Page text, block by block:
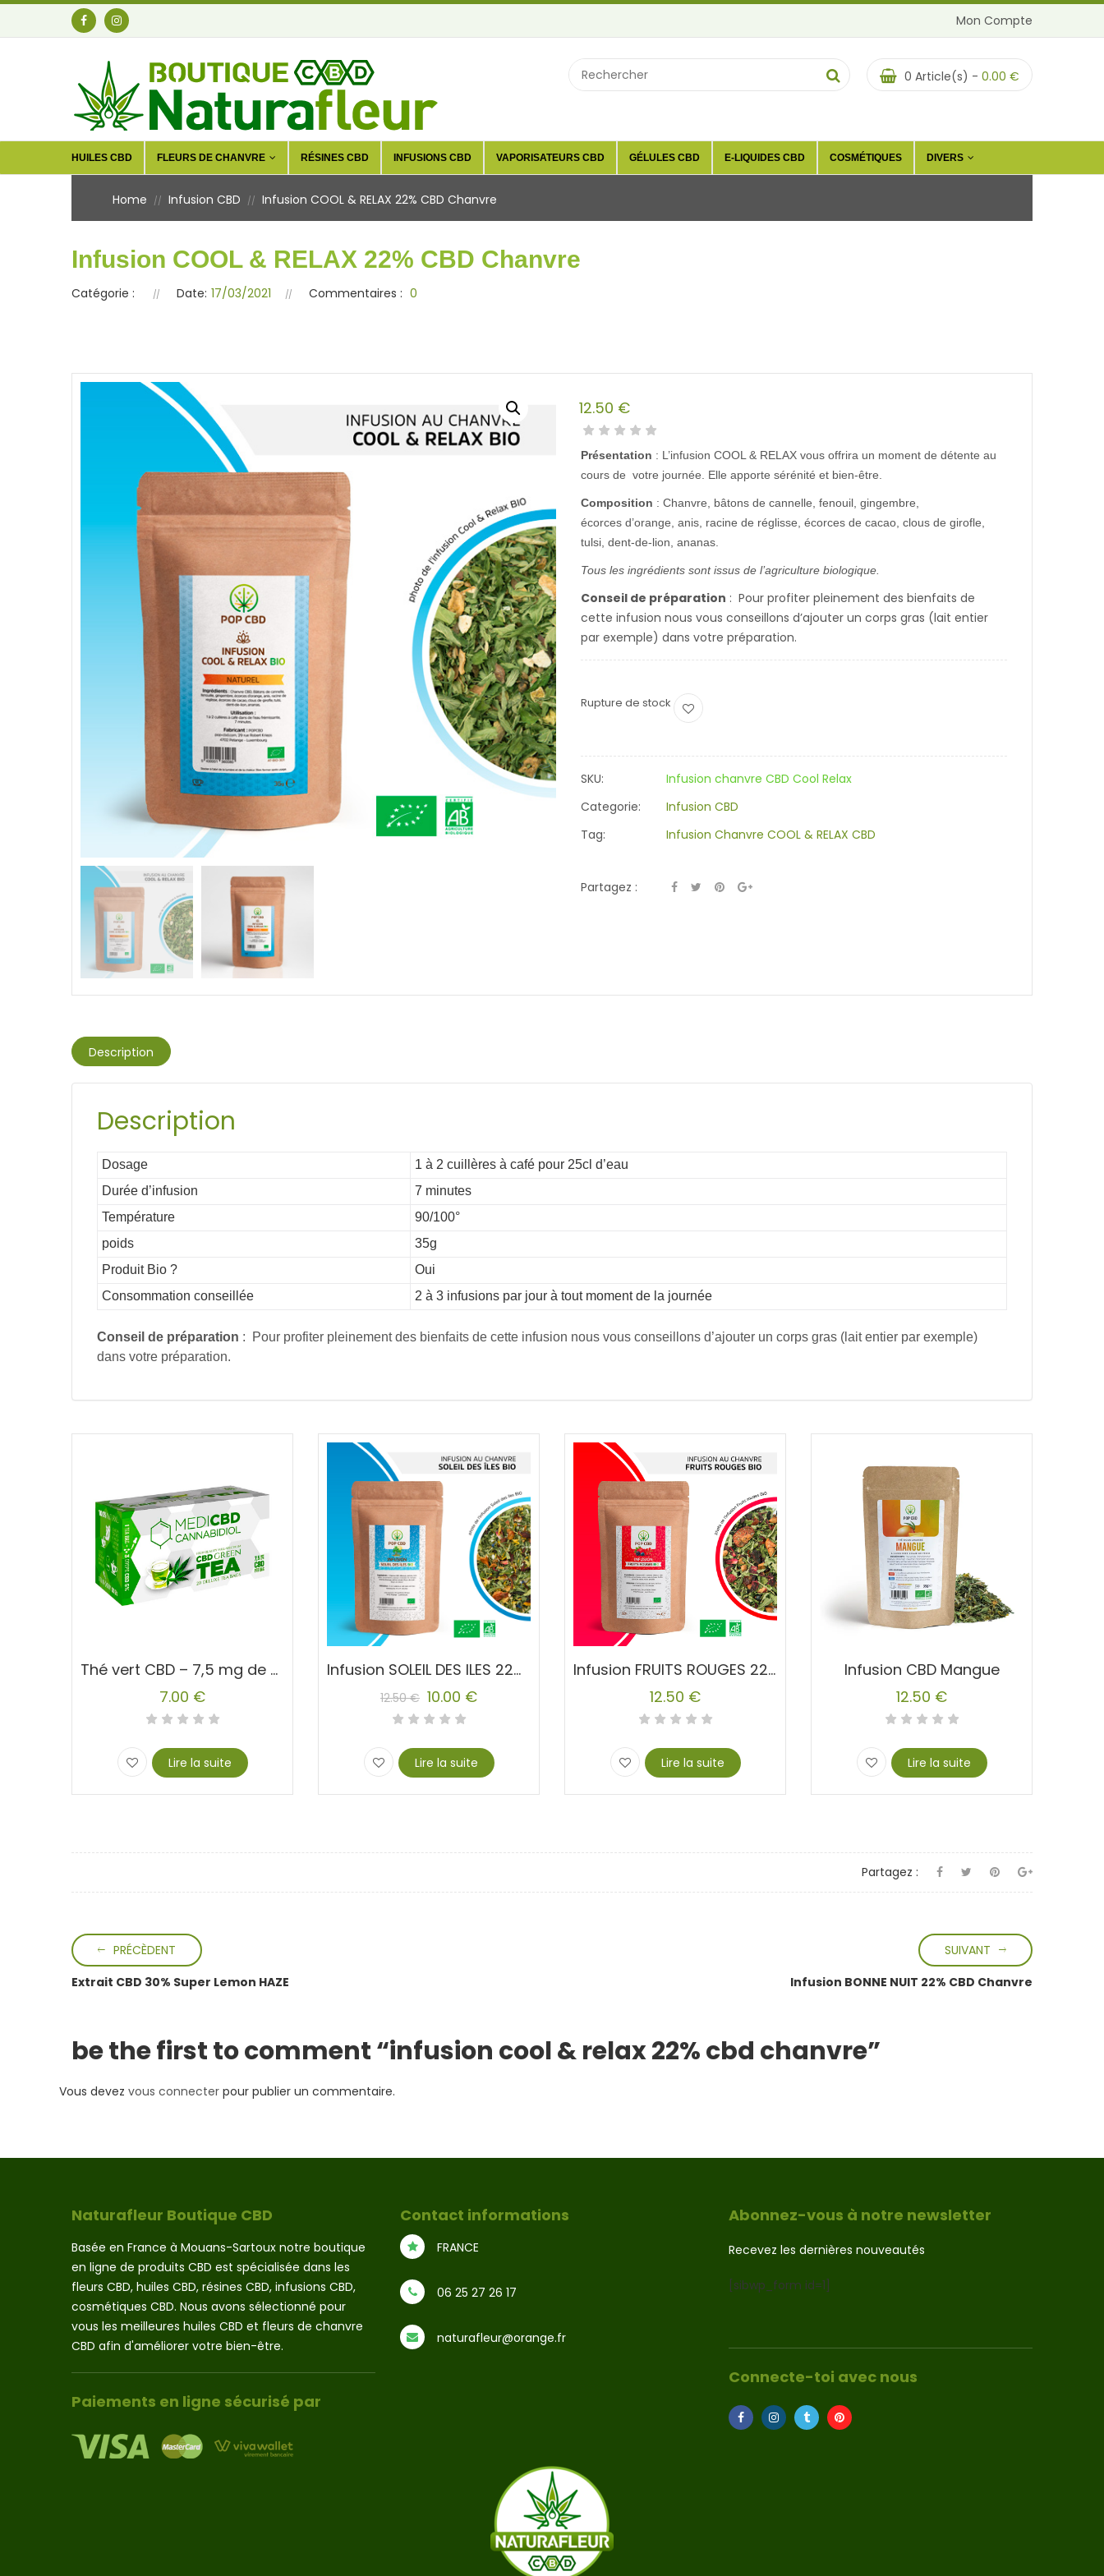
Mon Compte
0 Article(s) - 0.00 €
HUILES CBD FLEURS DE CHANVRE RÉSINES CBD INFUSIONS CBD VAPORISATEURS CBD GÉLULES CBD E-LIQUIDES CBD COSMÉTIQUES DIVERS
Home // Infusion CBD // Infusion COOL & RELAX 22% CBD Chanvre
Infusion COOL & RELAX 22% CBD Chanvre
Catégorie : Date: 17/03/2021 Commentaires : 0
12.50 €
Présentation : L’infusion COOL & RELAX vous offrira un moment de détente au
cours de votre journée. Elle apporte sérénité et bien-être.
Composition : Chanvre, bâtons de cannelle, fenouil, gingembre,
écorces d’orange, anis, racine de réglisse, écorces de cacao, clous de girofle,
tulsi, dent-de-lion, ananas.
Tous les ingrédients sont issus de l’agriculture biologique.
Conseil de préparation : Pour profiter pleinement des bienfaits de
cette infusion nous vous conseillons d’ajouter un corps gras (lait entier
par exemple) dans votre préparation.
Rupture de stock
SKU:
Infusion chanvre CBD Cool Relax
Categorie:
Infusion CBD
Tag:
Infusion Chanvre COOL & RELAX CBD
Partagez :
Description
Description
Dosage
1 à 2 cuillères à café pour 25cl d’eau
Durée d’infusion
7 minutes
Température
90/100°
poids
35g
Produit Bio ?
Oui
Consommation conseillée
2 à 3 infusions par jour à tout moment de la journée
Conseil de préparation : Pour profiter pleinement des bienfaits de cette infusion nous vous conseillons d’ajouter un corps gras (lait entier par exemple)
dans votre préparation.
Thé vert CBD – 7,5 mg de CBD
7.00 €
Lire la suite
Infusion SOLEIL DES ILES 22% CBD Chanvre
12.50€ 10.00 €
actuel
Lire la suite
Infusion FRUITS ROUGES 22% CBD Chanvre
12.50 €
Lire la suite
Infusion CBD Mangue
12.50 €
Lire la suite
Partagez :
PRÉCÈDENT
Extrait CBD 30% Super Lemon HAZE
SUIVANT
Infusion BONNE NUIT 22% CBD Chanvre
be the first to comment “infusion cool & relax 22% cbd chanvre”
Vous devez vous connecter pour publier un commentaire.
Naturafleur Boutique CBD
Basée en France à Mouans-Sartoux notre boutique
en ligne de produits CBD est spécialisée dans les
fleurs CBD, huiles CBD, résines CBD, infusions CBD,
cosmétiques CBD. Nous avons sélectionné pour
vous les meilleures huiles CBD et fleurs de chanvre
CBD afin d'améliorer votre bien-être.
Paiements en ligne sécurisé par
Contact informations
FRANCE
06 25 27 26 17
naturafleur@orange.fr
Abonnez-vous à notre newsletter
Recevez les dernières nouveautés
[sibwp_form id=1]
Connecte-toi avec nous